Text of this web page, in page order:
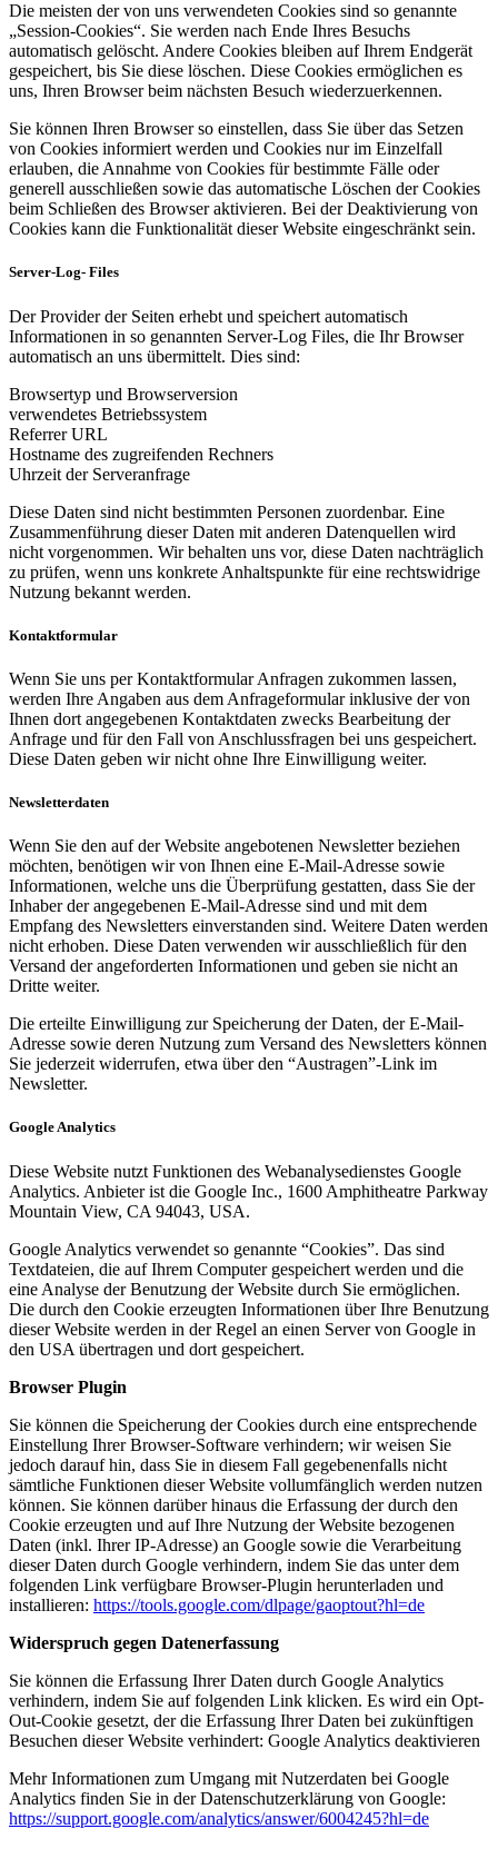
Die meisten der von uns verwendeten Cookies sind so genannte
„Session-Cookies“. Sie werden nach Ende Ihres Besuchs
automatisch gelöscht. Andere Cookies bleiben auf Ihrem Endgerät
gespeichert, bis Sie diese löschen. Diese Cookies ermöglichen es
uns, Ihren Browser beim nächsten Besuch wiederzuerkennen.
Sie können Ihren Browser so einstellen, dass Sie über das Setzen
von Cookies informiert werden und Cookies nur im Einzelfall
erlauben, die Annahme von Cookies für bestimmte Fälle oder
generell ausschließen sowie das automatische Löschen der Cookies
beim Schließen des Browser aktivieren. Bei der Deaktivierung von
Cookies kann die Funktionalität dieser Website eingeschränkt sein.
Server-Log- Files
Der Provider der Seiten erhebt und speichert automatisch
Informationen in so genannten Server-Log Files, die Ihr Browser
automatisch an uns übermittelt. Dies sind:
Browsertyp und Browserversion
verwendetes Betriebssystem
Referrer URL
Hostname des zugreifenden Rechners
Uhrzeit der Serveranfrage
Diese Daten sind nicht bestimmten Personen zuordenbar. Eine
Zusammenführung dieser Daten mit anderen Datenquellen wird
nicht vorgenommen. Wir behalten uns vor, diese Daten nachträglich
zu prüfen, wenn uns konkrete Anhaltspunkte für eine rechtswidrige
Nutzung bekannt werden.
Kontaktformular
Wenn Sie uns per Kontaktformular Anfragen zukommen lassen,
werden Ihre Angaben aus dem Anfrageformular inklusive der von
Ihnen dort angegebenen Kontaktdaten zwecks Bearbeitung der
Anfrage und für den Fall von Anschlussfragen bei uns gespeichert.
Diese Daten geben wir nicht ohne Ihre Einwilligung weiter.
Newsletterdaten
Wenn Sie den auf der Website angebotenen Newsletter beziehen
möchten, benötigen wir von Ihnen eine E-Mail-Adresse sowie
Informationen, welche uns die Überprüfung gestatten, dass Sie der
Inhaber der angegebenen E-Mail-Adresse sind und mit dem
Empfang des Newsletters einverstanden sind. Weitere Daten werden
nicht erhoben. Diese Daten verwenden wir ausschließlich für den
Versand der angeforderten Informationen und geben sie nicht an
Dritte weiter.
Die erteilte Einwilligung zur Speicherung der Daten, der E-Mail-
Adresse sowie deren Nutzung zum Versand des Newsletters können
Sie jederzeit widerrufen, etwa über den “Austragen”-Link im
Newsletter.
Google Analytics
Diese Website nutzt Funktionen des Webanalysedienstes Google
Analytics. Anbieter ist die Google Inc., 1600 Amphitheatre Parkway
Mountain View, CA 94043, USA.
Google Analytics verwendet so genannte “Cookies”. Das sind
Textdateien, die auf Ihrem Computer gespeichert werden und die
eine Analyse der Benutzung der Website durch Sie ermöglichen.
Die durch den Cookie erzeugten Informationen über Ihre Benutzung
dieser Website werden in der Regel an einen Server von Google in
den USA übertragen und dort gespeichert.
Browser Plugin
Sie können die Speicherung der Cookies durch eine entsprechende
Einstellung Ihrer Browser-Software verhindern; wir weisen Sie
jedoch darauf hin, dass Sie in diesem Fall gegebenenfalls nicht
sämtliche Funktionen dieser Website vollumfänglich werden nutzen
können. Sie können darüber hinaus die Erfassung der durch den
Cookie erzeugten und auf Ihre Nutzung der Website bezogenen
Daten (inkl. Ihrer IP-Adresse) an Google sowie die Verarbeitung
dieser Daten durch Google verhindern, indem Sie das unter dem
folgenden Link verfügbare Browser-Plugin herunterladen und
installieren: https://tools.google.com/dlpage/gaoptout?hl=de
Widerspruch gegen Datenerfassung
Sie können die Erfassung Ihrer Daten durch Google Analytics
verhindern, indem Sie auf folgenden Link klicken. Es wird ein Opt-
Out-Cookie gesetzt, der die Erfassung Ihrer Daten bei zukünftigen
Besuchen dieser Website verhindert: Google Analytics deaktivieren
Mehr Informationen zum Umgang mit Nutzerdaten bei Google
Analytics finden Sie in der Datenschutzerklärung von Google:
https://support.google.com/analytics/answer/6004245?hl=de